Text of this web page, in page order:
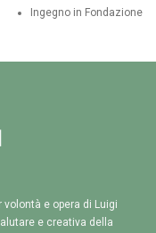
Ingegno in Fondazione
e opera di Luigi
e creativa della